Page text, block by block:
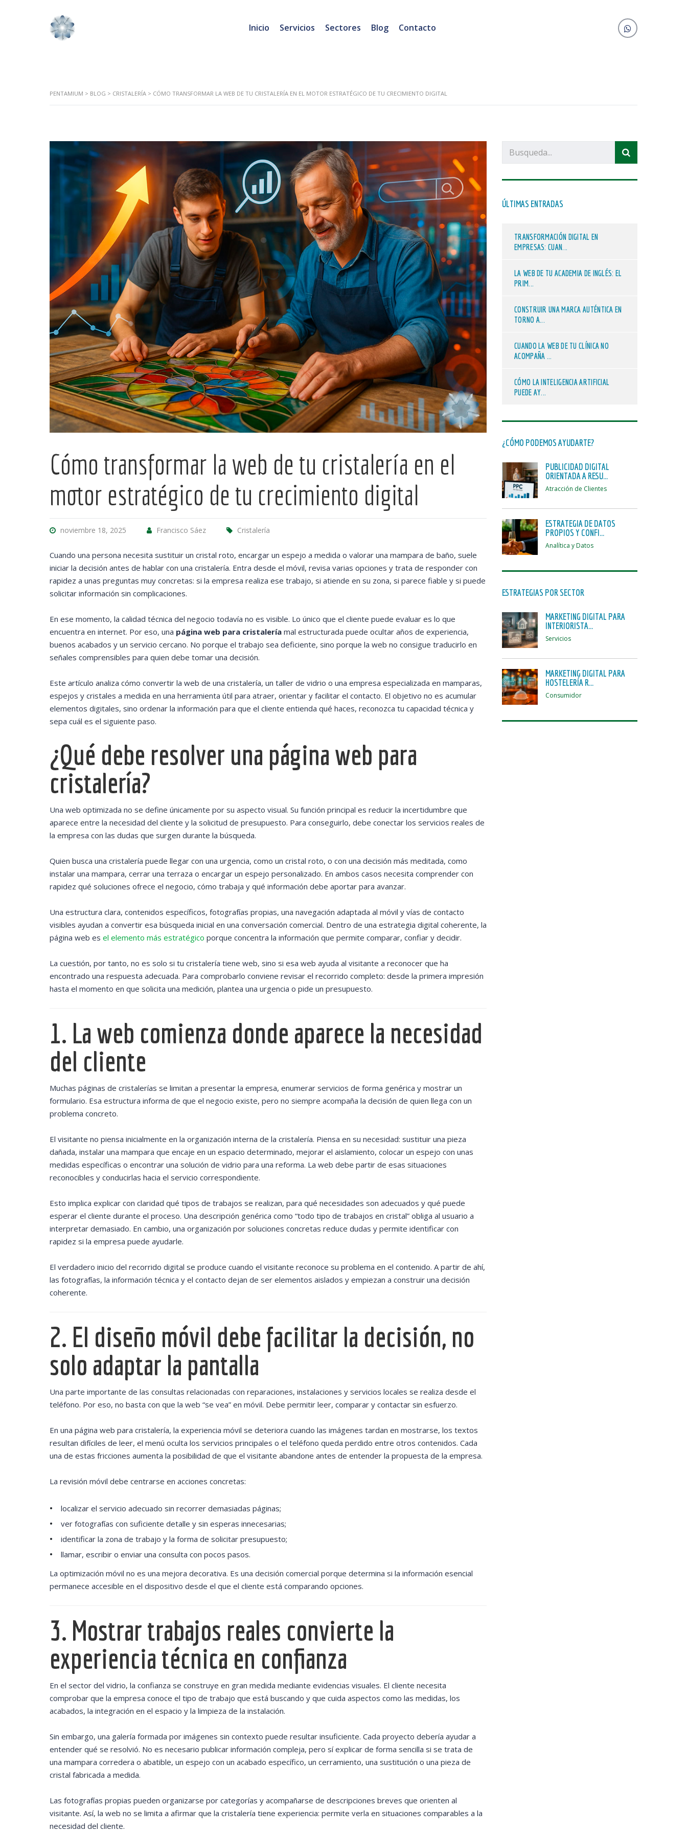
Inicio Servicios Sectores Blog Contacto
PENTAMIUM > BLOG > CRISTALERÍA > CÓMO TRANSFORMAR LA WEB DE TU CRISTALERÍA EN EL MOTOR ESTRATÉGICO DE TU CRECIMIENTO DIGITAL
Cómo transformar la web de tu cristalería en el
motor estratégico de tu crecimiento digital
noviembre 18, 2025 Francisco Sáez Cristalería
Cuando una persona necesita sustituir un cristal roto, encargar un espejo a medida o valorar una mampara de baño, suele
iniciar la decisión antes de hablar con una cristalería. Entra desde el móvil, revisa varias opciones y trata de responder con
rapidez a unas preguntas muy concretas: si la empresa realiza ese trabajo, si atiende en su zona, si parece fiable y si puede
solicitar información sin complicaciones.
En ese momento, la calidad técnica del negocio todavía no es visible. Lo único que el cliente puede evaluar es lo que
encuentra en internet. Por eso, una página web para cristalería mal estructurada puede ocultar años de experiencia,
buenos acabados y un servicio cercano. No porque el trabajo sea deficiente, sino porque la web no consigue traducirlo en
señales comprensibles para quien debe tomar una decisión.
Este artículo analiza cómo convertir la web de una cristalería, un taller de vidrio o una empresa especializada en mamparas,
espejos y cristales a medida en una herramienta útil para atraer, orientar y facilitar el contacto. El objetivo no es acumular
elementos digitales, sino ordenar la información para que el cliente entienda qué haces, reconozca tu capacidad técnica y
sepa cuál es el siguiente paso.
¿Qué debe resolver una página web para
cristalería?
Una web optimizada no se define únicamente por su aspecto visual. Su función principal es reducir la incertidumbre que
aparece entre la necesidad del cliente y la solicitud de presupuesto. Para conseguirlo, debe conectar los servicios reales de
la empresa con las dudas que surgen durante la búsqueda.
Quien busca una cristalería puede llegar con una urgencia, como un cristal roto, o con una decisión más meditada, como
instalar una mampara, cerrar una terraza o encargar un espejo personalizado. En ambos casos necesita comprender con
rapidez qué soluciones ofrece el negocio, cómo trabaja y qué información debe aportar para avanzar.
Una estructura clara, contenidos específicos, fotografías propias, una navegación adaptada al móvil y vías de contacto
visibles ayudan a convertir esa búsqueda inicial en una conversación comercial. Dentro de una estrategia digital coherente, la
página web es el elemento más estratégico porque concentra la información que permite comparar, confiar y decidir.
La cuestión, por tanto, no es solo si tu cristalería tiene web, sino si esa web ayuda al visitante a reconocer que ha
encontrado una respuesta adecuada. Para comprobarlo conviene revisar el recorrido completo: desde la primera impresión
hasta el momento en que solicita una medición, plantea una urgencia o pide un presupuesto.
1. La web comienza donde aparece la necesidad
del cliente
Muchas páginas de cristalerías se limitan a presentar la empresa, enumerar servicios de forma genérica y mostrar un
formulario. Esa estructura informa de que el negocio existe, pero no siempre acompaña la decisión de quien llega con un
problema concreto.
El visitante no piensa inicialmente en la organización interna de la cristalería. Piensa en su necesidad: sustituir una pieza
dañada, instalar una mampara que encaje en un espacio determinado, mejorar el aislamiento, colocar un espejo con unas
medidas específicas o encontrar una solución de vidrio para una reforma. La web debe partir de esas situaciones
reconocibles y conducirlas hacia el servicio correspondiente.
Esto implica explicar con claridad qué tipos de trabajos se realizan, para qué necesidades son adecuados y qué puede
esperar el cliente durante el proceso. Una descripción genérica como “todo tipo de trabajos en cristal” obliga al usuario a
interpretar demasiado. En cambio, una organización por soluciones concretas reduce dudas y permite identificar con
rapidez si la empresa puede ayudarle.
El verdadero inicio del recorrido digital se produce cuando el visitante reconoce su problema en el contenido. A partir de ahí,
las fotografías, la información técnica y el contacto dejan de ser elementos aislados y empiezan a construir una decisión
coherente.
2. El diseño móvil debe facilitar la decisión, no
solo adaptar la pantalla
Una parte importante de las consultas relacionadas con reparaciones, instalaciones y servicios locales se realiza desde el
teléfono. Por eso, no basta con que la web “se vea” en móvil. Debe permitir leer, comparar y contactar sin esfuerzo.
En una página web para cristalería, la experiencia móvil se deteriora cuando las imágenes tardan en mostrarse, los textos
resultan difíciles de leer, el menú oculta los servicios principales o el teléfono queda perdido entre otros contenidos. Cada
una de estas fricciones aumenta la posibilidad de que el visitante abandone antes de entender la propuesta de la empresa.
La revisión móvil debe centrarse en acciones concretas:
localizar el servicio adecuado sin recorrer demasiadas páginas;
ver fotografías con suficiente detalle y sin esperas innecesarias;
identificar la zona de trabajo y la forma de solicitar presupuesto;
llamar, escribir o enviar una consulta con pocos pasos.
La optimización móvil no es una mejora decorativa. Es una decisión comercial porque determina si la información esencial
permanece accesible en el dispositivo desde el que el cliente está comparando opciones.
3. Mostrar trabajos reales convierte la
experiencia técnica en confianza
En el sector del vidrio, la confianza se construye en gran medida mediante evidencias visuales. El cliente necesita
comprobar que la empresa conoce el tipo de trabajo que está buscando y que cuida aspectos como las medidas, los
acabados, la integración en el espacio y la limpieza de la instalación.
Sin embargo, una galería formada por imágenes sin contexto puede resultar insuficiente. Cada proyecto debería ayudar a
entender qué se resolvió. No es necesario publicar información compleja, pero sí explicar de forma sencilla si se trata de
una mampara corredera o abatible, un espejo con un acabado específico, un cerramiento, una sustitución o una pieza de
cristal fabricada a medida.
Las fotografías propias pueden organizarse por categorías y acompañarse de descripciones breves que orienten al
visitante. Así, la web no se limita a afirmar que la cristalería tiene experiencia: permite verla en situaciones comparables a la
necesidad del cliente.
ÚLTIMAS ENTRADAS
TRANSFORMACIÓN DIGITAL EN
EMPRESAS: CUAN...
LA WEB DE TU ACADEMIA DE INGLÉS: EL
PRIM...
CONSTRUIR UNA MARCA AUTÉNTICA EN
TORNO A...
CUANDO LA WEB DE TU CLÍNICA NO
ACOMPAÑA ...
CÓMO LA INTELIGENCIA ARTIFICIAL
PUEDE AY...
¿CÓMO PODEMOS AYUDARTE?
PUBLICIDAD DIGITAL
ORIENTADA A RESU...
Atracción de Clientes
ESTRATEGIA DE DATOS
PROPIOS Y CONFI...
Analítica y Datos
ESTRATEGIAS POR SECTOR
MARKETING DIGITAL PARA
INTERIORISTA...
Servicios
MARKETING DIGITAL PARA
HOSTELERÍA R...
Consumidor